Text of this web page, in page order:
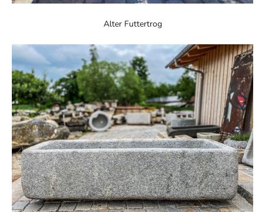
Alter Futtertrog